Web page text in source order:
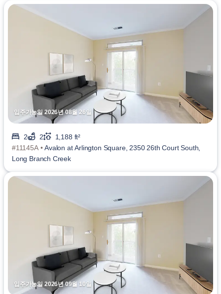
입주가능일 2026년 08월 26일
2 2
1,188 ft²
#11145A •Avalon at Arlington Square, 2350 26th Court South,
Long Branch Creek
입주가능일 2026년 09월 10일